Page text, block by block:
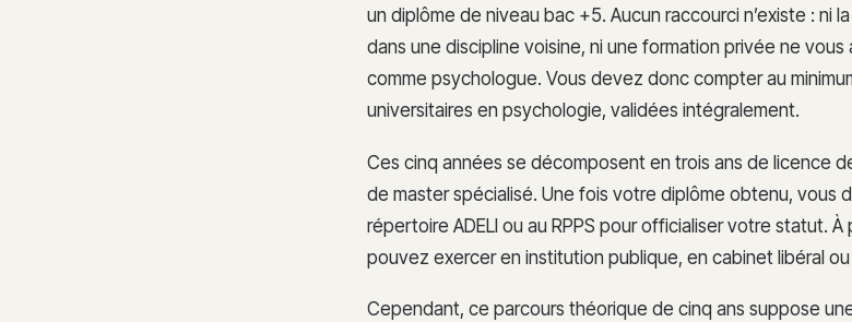
un diplôme de niveau bac +5. Aucun raccourci n’existe : ni
dans une discipline voisine, ni une formation privée ne
comme psychologue. Vous devez donc compter au
universitaires en psychologie, validées intégralement.
Ces cinq années se décomposent en trois ans de licence
de master spécialisé. Une fois votre diplôme obtenu, vous
répertoire ADELI ou au RPPS pour officialiser votre statut.
pouvez exercer en institution publique, en cabinet libéral
Cependant, ce parcours théorique de cinq ans suppose